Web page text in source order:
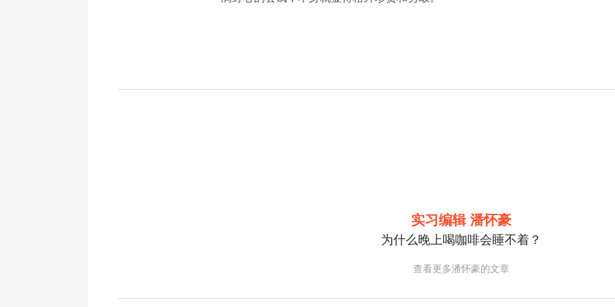
实习编辑 潘怀豪
为什么晚上喝咖啡会睡不着？
查看更多潘怀豪的文章